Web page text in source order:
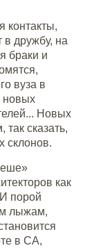
контакты,
в дружбу, на
браки и
вуза в
новых
Новых
так сказать,
склонов.
как
порой
лыжам,
в СА,